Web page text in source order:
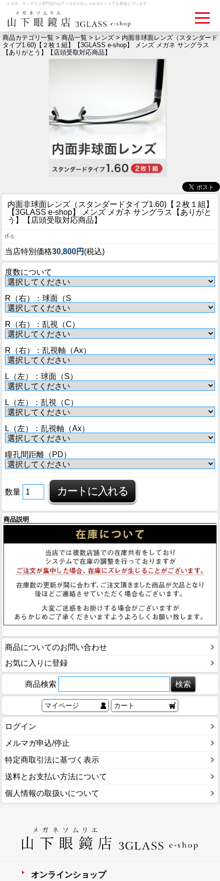
メガネ、サングラス専門店の山下メガネがおしゃれをネットでも発信しています
ログイン
検眼予約
メディア情報
アクセス
ACCESS
ITEM
ブログ
会社概要
インフォメーション
商品カテゴリ一覧 > 商品一覧 > レンズ > 内面非球面レンズ（スタンダード
タイプ1.60)【２枚１組】【3GLASS e-shop】 メンズ メガネ サングラス
【ありがとう】【店頭受取対応商品】
内面非球面レンズ（スタンダードタイプ1.60)【２枚１組】
【3GLASS e-shop】 メンズ メガネ サングラス【ありがと
う】【店頭受取対応商品】
rf-s
当店特別価格30,800円 (税込)
度数について
R（右）：球面（S
R（右）：乱視（C）
R（右）：乱視軸（Ax）
L（左）：球面（S）
L（左）：乱視（C）
L（左）：乱視軸（Ax）
瞳孔間距離（PD）
数量
商品説明
商品についてのお問い合わせ
お気に入りに登録
商品検索
マイページ カート
ログイン
メルマガ申込/停止
特定商取引法に基づく表示
送料とお支払い方法について
個人情報の取扱いについて
オンラインショップ